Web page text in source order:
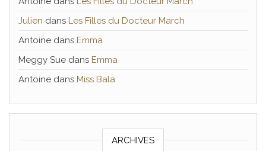
Julien dans Les Filles du Docteur March
Antoine dans Emma
Meggy Sue dans Emma
Antoine dans Miss Bala
ARCHIVES